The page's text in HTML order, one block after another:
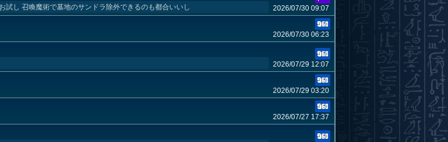
し 召喚魔術で墓地のサンドラ除外できるのも都合いいし 2026/07/30 09:07
2026/07/30 06:23
2026/07/29 12:07
2026/07/29 03:20
2026/07/27 17:37